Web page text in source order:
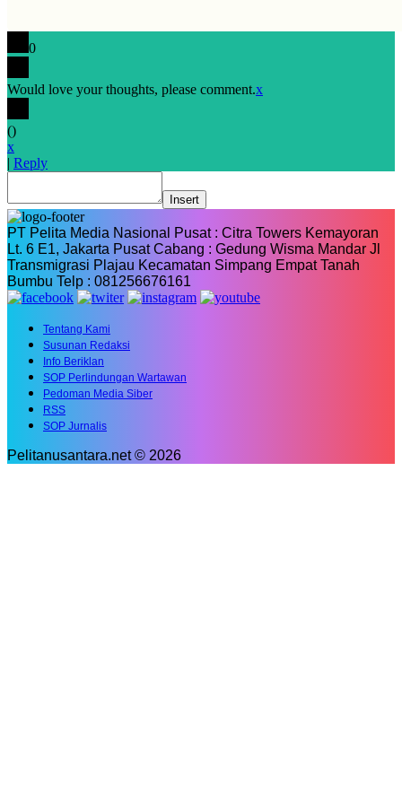
0
Would love your thoughts, please comment.x
()
x
| Reply
Insert
PT Pelita Media Nasional Pusat : Citra Towers Kemayoran
Lt. 6 E1, Jakarta Pusat Cabang : Gedung Wisma Mandar Jl
Transmigrasi Plajau Kecamatan Simpang Empat Tanah
Bumbu Telp : 081256676161
Tentang Kami
Susunan Redaksi
Info Beriklan
SOP Perlindungan Wartawan
Pedoman Media Siber
RSS
SOP Jurnalis
Pelitanusantara.net © 2026